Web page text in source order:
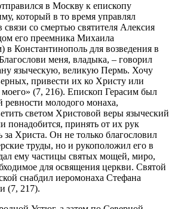
в Москву к епископу
который в то время управлял
со смертью святителя Алексия
его преемника Михаила
в Константинополь для возведения в
меня, владыка, – говорил
языческую, великую Пермь. Хочу
привести их ко Христу или
моего» (7, 216). Епископ Герасим был
ревности молодого монаха,
светом Христовой веры языческий
понадобится, принять от их рук
Христа. Он не только благословил
труды, но и рукоположил его в
ему частицы святых мощей, миро,
для освящения церкви. Святой
снабдил иеромонаха Стефана
(7, 217).